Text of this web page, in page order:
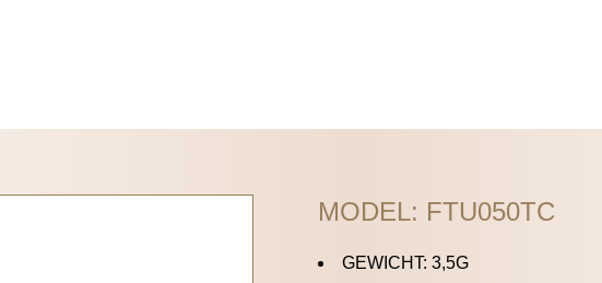
MODEL: FTU050TC
GEWICHT: 3,5G